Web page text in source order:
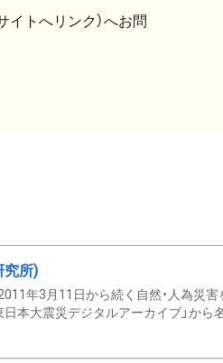
イトへリンク）へお問
究所)
年3月11日から続く自然・人為災害
本大震災デジタルアーカイブ」から